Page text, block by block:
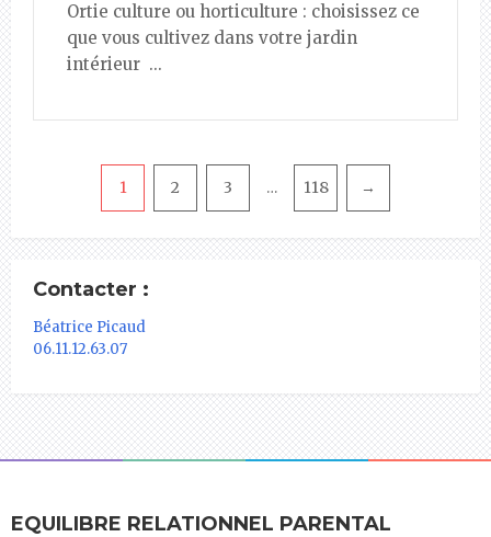
Ortie culture ou horticulture : choisissez ce
que vous cultivez dans votre jardin
intérieur ...
Pagination
1 2 3 … 118 →
Contacter :
Béatrice Picaud
06.11.12.63.07
EQUILIBRE RELATIONNEL PARENTAL